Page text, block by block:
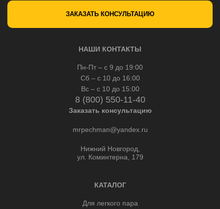
ЗАКАЗАТЬ КОНСУЛЬТАЦИЮ
НАШИ КОНТАКТЫ
Пн-Пт – с 9 до 19:00
Сб – с 10 до 16:00
Вс – с 10 до 15:00
8 (800) 550-11-40
Заказать консультацию
mrpechman@yandex.ru
Нижний Новгород,
ул. Коминтерна, 179
КАТАЛОГ
Для легкого пара